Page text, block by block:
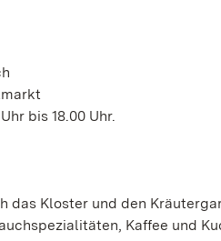
bis 18.00 Uhr.
das Kloster und den
Kaffee und